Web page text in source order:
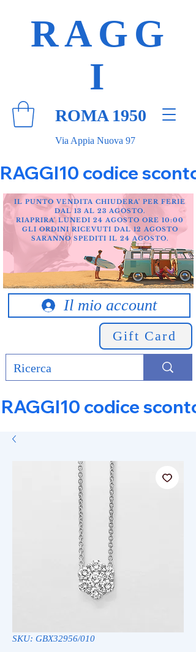
Via Appia Nuova 97
RAGG
I
ROMA 1950
RAGGI10 codice
Il mio account
Gift Card
IL PUNTO VENDITA CHIUDERA' PER FERIE
DAL 13 AL 23 AGOSTO.
RIAPRIRA' LUNEDI 24 AGOSTO ORE 10:00
GLI ORDINI RICEVUTI DAL 12 AGOSTO
SARANNO SPEDITI IL 24 AGOSTO.
RAGGI10 codice
SKU: GBX32956/010